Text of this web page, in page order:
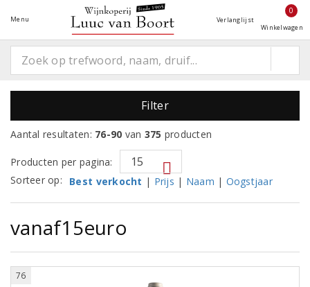
Menu Verlanglijst
0
Winkelwagen
Filter
Aantal resultaten: 76-90 van 375 producten
Producten per pagina:
Sorteer op:
Best verkocht | Prijs | Naam | Oogstjaar
vanaf15euro
76